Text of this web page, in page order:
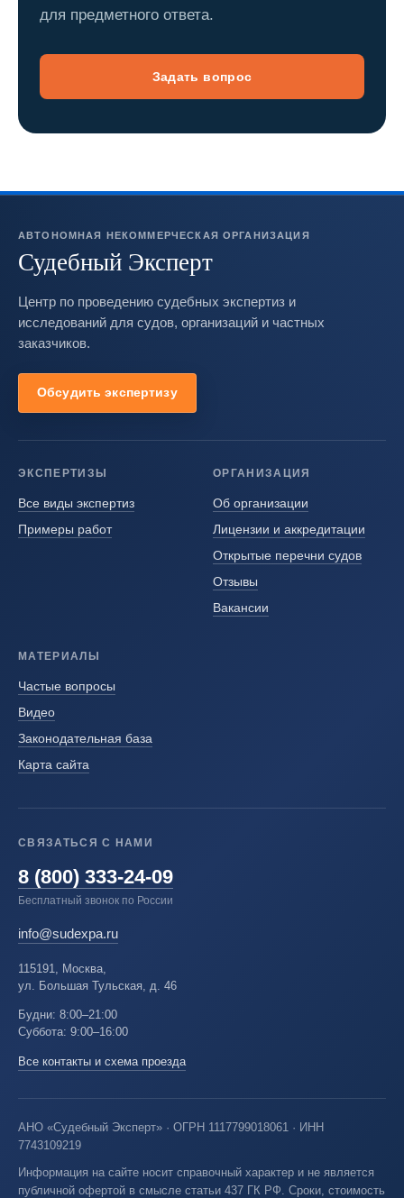
для предметного ответа.
Задать вопрос
АВТОНОМНАЯ НЕКОММЕРЧЕСКАЯ ОРГАНИЗАЦИЯ
Судебный Эксперт
Центр по проведению судебных экспертиз и
исследований для судов, организаций и частных
заказчиков.
Обсудить экспертизу
ЭКСПЕРТИЗЫ
Все виды экспертиз
Примеры работ
ОРГАНИЗАЦИЯ
Об организации
Лицензии и аккредитации
Открытые перечни судов
Отзывы
Вакансии
МАТЕРИАЛЫ
Частые вопросы
Видео
Законодательная база
Карта сайта
СВЯЗАТЬСЯ С НАМИ
8 (800) 333-24-09
Бесплатный звонок по России
info@sudexpa.ru
115191, Москва,
ул. Большая Тульская, д. 46
Будни: 8:00–21:00
Суббота: 9:00–16:00
Все контакты и схема проезда
АНО «Судебный Эксперт» · ОГРН 1117799018061 · ИНН
7743109219
Информация на сайте носит справочный характер и не является
публичной офертой в смысле статьи 437 ГК РФ. Сроки, стоимость